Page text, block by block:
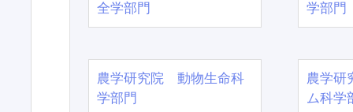
全学部門
学部門
農学研究院 動物生命科
学部門
農学
ム科学